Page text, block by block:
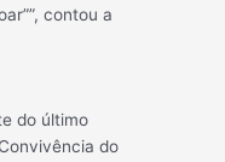
contou a
do último
do